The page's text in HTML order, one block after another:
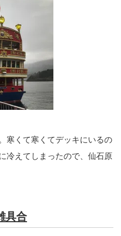
寒くて寒くてデッキにいるの
冷えてしまったので、仙石原
具合